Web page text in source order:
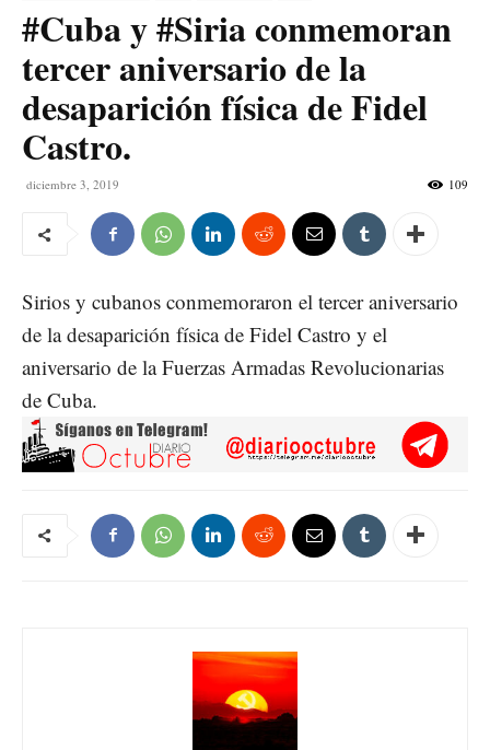
#Cuba y #Siria conmemoran
tercer aniversario de la
desaparición física de Fidel
Castro.
diciembre 3, 2019 109
Sirios y cubanos conmemoraron el tercer aniversario
de la desaparición física de Fidel Castro y el
aniversario de la Fuerzas Armadas Revolucionarias
de Cuba.